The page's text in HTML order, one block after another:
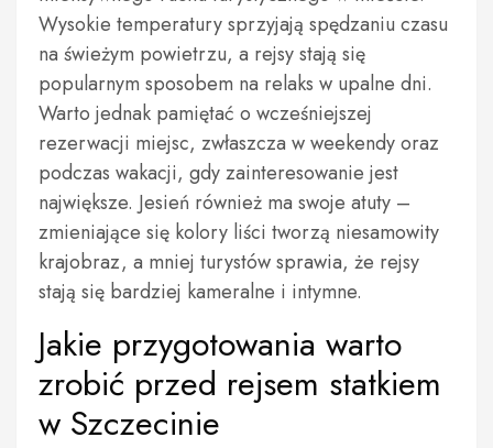
Wysokie temperatury sprzyjają spędzaniu czasu
na świeżym powietrzu, a rejsy stają się
popularnym sposobem na relaks w upalne dni.
Warto jednak pamiętać o wcześniejszej
rezerwacji miejsc, zwłaszcza w weekendy oraz
podczas wakacji, gdy zainteresowanie jest
największe. Jesień również ma swoje atuty –
zmieniające się kolory liści tworzą niesamowity
krajobraz, a mniej turystów sprawia, że rejsy
stają się bardziej kameralne i intymne.
Jakie przygotowania warto
zrobić przed rejsem statkiem
w Szczecinie